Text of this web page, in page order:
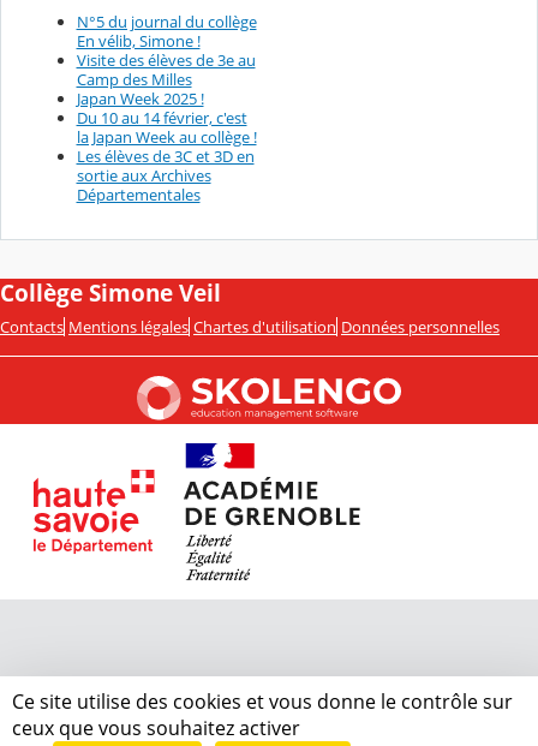
N°5 du journal du collège
En vélib, Simone !
Visite des élèves de 3e au
Camp des Milles
Japan Week 2025 !
Du 10 au 14 février, c'est
la Japan Week au collège !
Les élèves de 3C et 3D en
sortie aux Archives
Départementales
Collège Simone Veil
Contacts Mentions légales Chartes d'utilisation Données personnelles
Ce site utilise des cookies et vous donne le contrôle sur
ceux que vous souhaitez activer